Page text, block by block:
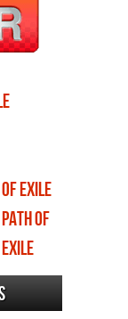
of Exile
of